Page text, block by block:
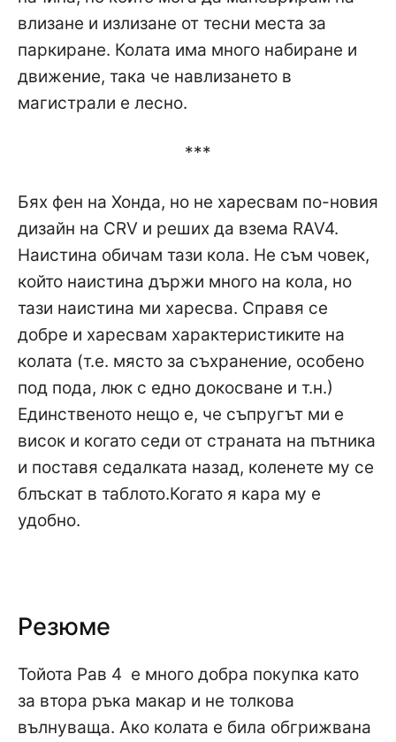
влизане и излизане от тесни места за
паркиране. Колата има много набиране и
движение, така че навлизането в
магистрали е лесно.
***
Бях фен на Хонда, но не харесвам по-новия
дизайн на CRV и реших да взема RAV4.
Наистина обичам тази кола. Не съм човек,
който наистина държи много на кола, но
тази наистина ми харесва. Справя се
добре и харесвам характеристиките на
колата (т.е. място за съхранение, особено
под пода, люк с едно докосване и т.н.)
Единственото нещо е, че съпругът ми е
висок и когато седи от страната на пътника
и поставя седалката назад, коленете му се
блъскат в таблото.Когато я кара му е
удобно.
Резюме
Тойота Рав 4 е много добра покупка като
за втора ръка макар и не толкова
вълнуваща. Ако колата е била обгрижвана